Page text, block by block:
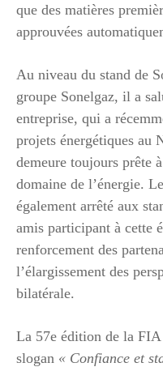
que des matières
approuvées
Au niveau du stand de
groupe Sonelgaz, il a
entreprise, qui a
projets énergétiques au
demeure toujours prête
domaine de l’énergie.
également arrêté aux
amis participant à cette
renforcement des
l’élargissement des
bilatérale.
La 57e édition de la
slogan « Confiance et